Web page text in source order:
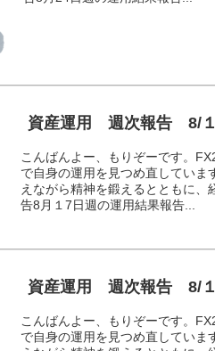
資産運用 週次報告 8/
こんばんよー、もりぞーです。
で自身の運用を見つめ直していま
えながら精神を鍛えるとともに
告8月１7日週の運用結果報告...
資産運用 週次報告 8/
こんばんよー、もりぞーです。
で自身の運用を見つめ直していま